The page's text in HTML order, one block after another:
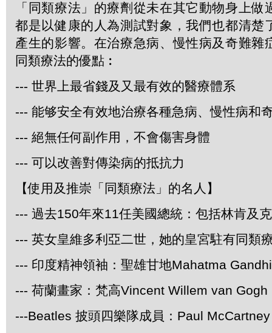
「同類療法」的療劑從未在其它動物身上做
都是以健康的人為測試對象，我們也都清楚
產生的影響。在治療急病、慢性病及奇難雜
同類療法的優點︰
--- 世界上最省錢及又最有效的醫療體系
--- 能够安全有效地治療各種急病、慢性病和
--- 絕無任何副作用，不會傷害身體
--- 可以改善對傳染病的抵抗力
【使用及推崇「同類療法」的名人】
--- 過去150年來11任美國總統：包括林肯及
--- 英女皇維多利亞二世，她的皇宮駐有同類
--- 印度精神領袖：聖雄甘地Mahatma Gandhi
--- 荷蘭畫家：梵高Vincent Willem van Gogh
---Beatles 披頭四樂隊成員：Paul